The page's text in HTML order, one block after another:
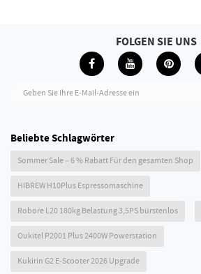
Geben Sie Ihre E-Mail-Adresse ein
FOLGEN SIE UNS
Beliebte Schlagwörter
Sommer Sale – 6 % Rabatt Für den gesamten Shop
HIBREW H10Plus Espressomaschine
Robore L20 180kg Belastung 3,5PS bürstenlos
Oukitel P2001 Plus 2400W Powerstation
Kukirin G2 E-Scooter 2026 Upgrade